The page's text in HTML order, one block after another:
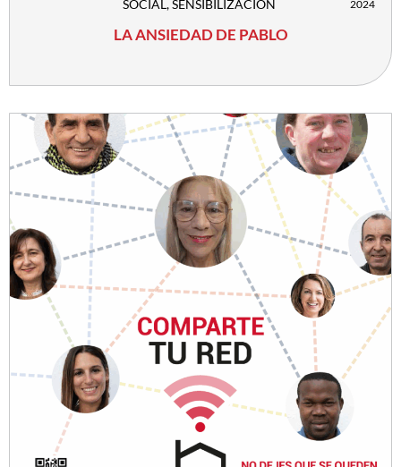
SOCIAL,SENSIBILIZACIÓN
2024
LA ANSIEDAD DE PABLO